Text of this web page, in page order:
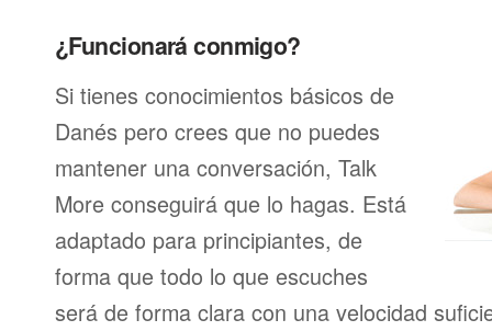
¿Funcionará conmigo?
Si tienes conocimientos básicos de
Danés pero crees que no puedes
mantener una conversación, Talk
More conseguirá que lo hagas. Está
adaptado para principiantes, de
forma que todo lo que escuches
será de forma clara con una velocidad